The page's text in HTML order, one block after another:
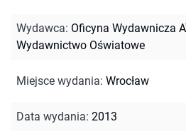
Wydawca: Oficyna Wydawnicza
Wydawnictwo Oświatowe
Miejsce wydania: Wrocław
Data wydania: 2013